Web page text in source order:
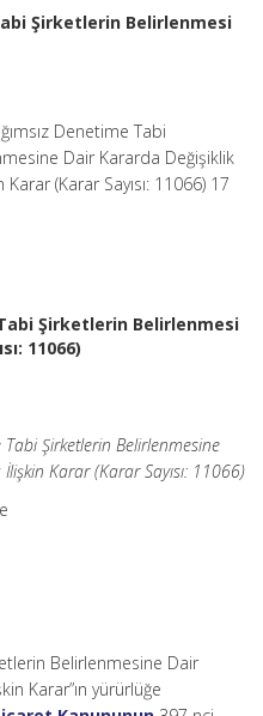
Şirketlerin Belirlenmesi
Denetime Tabi
Dair Kararda Değişiklik
Karar (Karar Sayısı: 11066) 17
Tabi Şirketlerin Belirlenmesi
11066)
Tabi Şirketlerin Belirlenmesine
Karar (Karar Sayısı: 11066)
Belirlenmesine Dair
Karar”ın yürürlüğe